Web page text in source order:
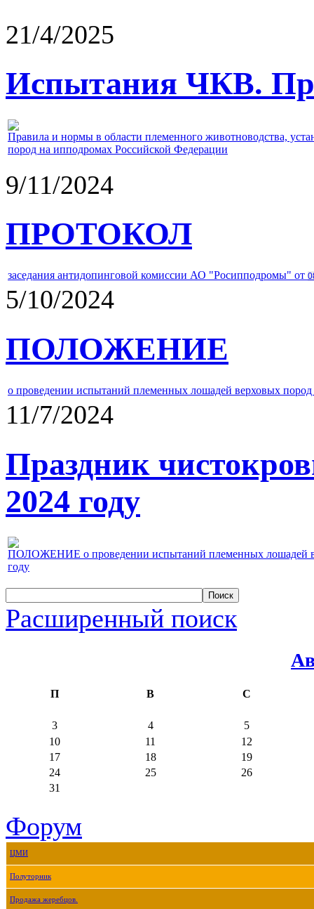
21/4/2025
Испытания ЧКВ.
Правила и нормы в области племенного животноводства,
пород на ипподромах Российской Федерации
9/11/2024
ПРОТОКОЛ
заседания антидопинговой комиссии АО "Росипподромы" от
5/10/2024
ПОЛОЖЕНИЕ
о проведении испытаний племенных лошадей верховых
11/7/2024
Праздник
2024 году
ПОЛОЖЕНИЕ о проведении испытаний племенных лошадей
году
Расширенный поиск
П В С
3 4
5
10
11
12
17
18
19
24
25
26
31
Форум
ЦМИ
Полуторник
Продажа жеребцов.